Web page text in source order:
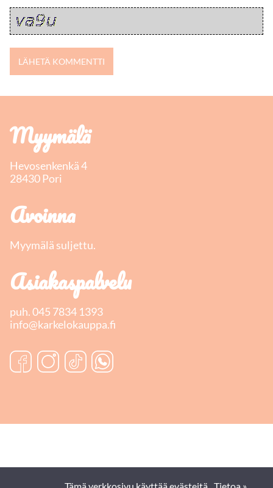
Myymälä
Hevosenkenkä 4
28430 Pori
Avoinna
Myymälä suljettu.
Asiakaspalvelu
puh.045 7834 1393
info@karkelokauppa.fi